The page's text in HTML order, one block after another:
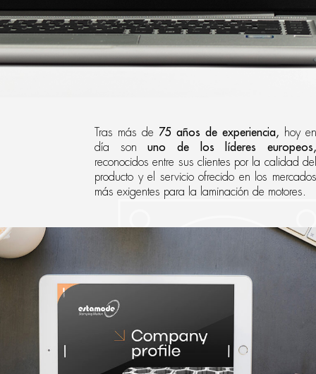
Tras más de 75 años de experiencia, hoy en
día sonuno de los líderes europeos,
reconocidos entre sus clientes por la calidad del
producto y el servicio ofrecido en los mercados
más exigentes para la laminación de motores.